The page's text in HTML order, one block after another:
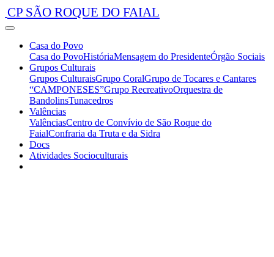
CP SÃO ROQUE DO FAIAL
Casa do Povo
Casa do PovoHistóriaMensagem do PresidenteÓrgão Sociais
Grupos Culturais
Grupos CulturaisGrupo CoralGrupo de Tocares e Cantares
“CAMPONESES”Grupo RecreativoOrquestra de
BandolinsTunacedros
Valências
ValênciasCentro de Convívio de São Roque do
FaialConfraria da Truta e da Sidra
Docs
Atividades Socioculturais